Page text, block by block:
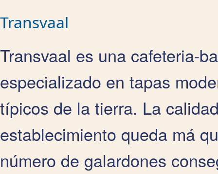
Transvaal
Transvaal es una cafeteria-
especializado en tapas
típicos de la tierra. La
establecimiento queda má
número de galardones